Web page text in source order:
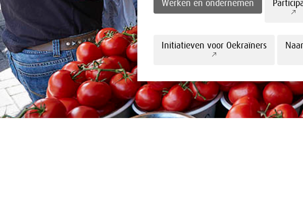
Werken en ondernemen
Initiatieven voor Oekraïners